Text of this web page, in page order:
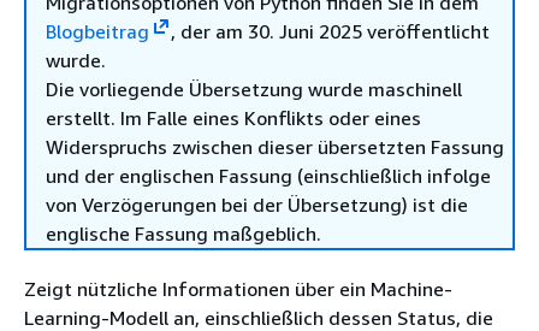
Blogbeitrag
, der am 30. Juni 2025 veröffentlicht
wurde.
Die vorliegende Übersetzung wurde maschinell
erstellt. Im Falle eines Konflikts oder eines
Widerspruchs zwischen dieser übersetzten Fassung
und der englischen Fassung (einschließlich infolge
von Verzögerungen bei der Übersetzung) ist die
englische Fassung maßgeblich.
Zeigt nützliche Informationen über ein Machine-
Learning-Modell an, einschließlich dessen Status, die